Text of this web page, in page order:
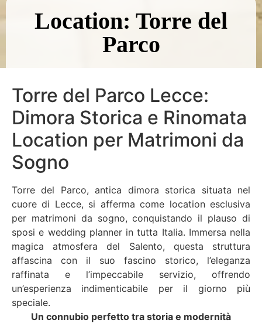
Location: Torre del
Parco
Torre del Parco Lecce:
Dimora Storica e Rinomata
Location per Matrimoni da
Sogno
Torre del Parco, antica dimora storica situata nel
cuore di Lecce, si afferma come location esclusiva
per matrimoni da sogno, conquistando il plauso di
sposi e wedding planner in tutta Italia. Immersa nella
magica atmosfera del Salento, questa struttura
affascina con il suo fascino storico, l’eleganza
raffinata e l’impeccabile servizio, offrendo
un’esperienza indimenticabile per il giorno più
speciale.
Un connubio perfetto tra storia e modernità